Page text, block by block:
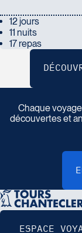
12 jours
11 nuits
17 repas
Pa
Chaque
découvertes et